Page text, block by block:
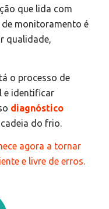
que lida com
monitoramento é
qualidade,
o processo de
e identificar
diagnóstico
do frio.
agora a tornar
e livre de erros.